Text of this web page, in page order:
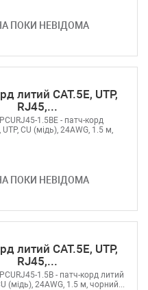
ПОКИ НЕВІДОМА
литий САТ.5E, UTP,
RJ45,...
ПОКИ НЕВІДОМА
1.5BE - патч-корд
CU (мідь), 24AWG, 1.5 м,
литий САТ.5E, UTP,
RJ45,...
1.5B - патч-корд литий
(мідь), 24AWG, 1.5 м, чорний...